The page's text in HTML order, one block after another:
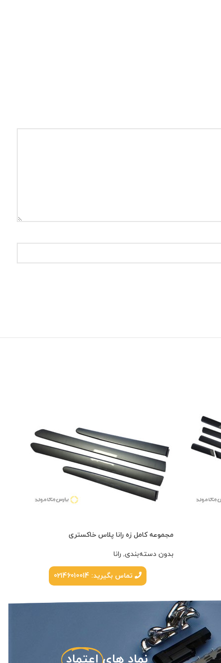
مجموعه کامل زه رانا پلاس خاکستری
بدون دسته‌بندی, رانا
تماس بگیرید: 02146010014
نماد هایاعتماد